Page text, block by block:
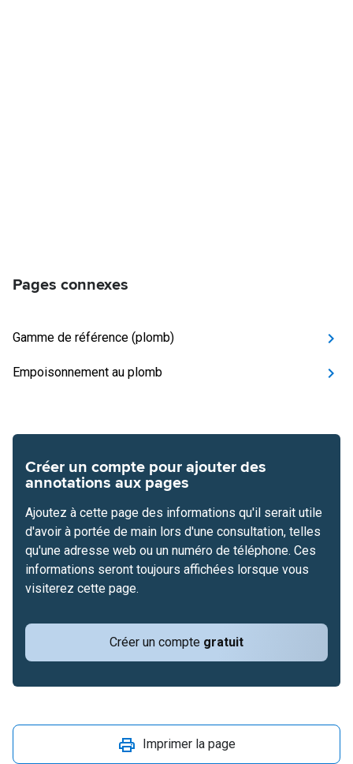
Pages connexes
Gamme de référence (plomb)
Empoisonnement au plomb
Créer un compte pour ajouter des
annotations aux pages
Créer un compte gratuit
Ajoutez à cette page des informations qu'il serait utile
d'avoir à portée de main lors d'une consultation, telles
qu'une adresse web ou un numéro de téléphone. Ces
informations seront toujours affichées lorsque vous
visiterez cette page.
Imprimer la page